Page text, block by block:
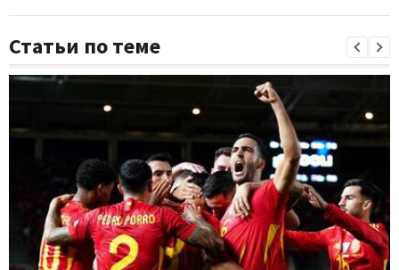
Статьи по теме